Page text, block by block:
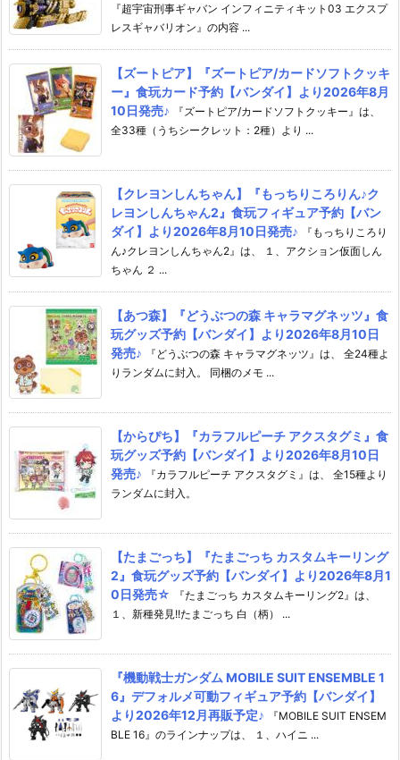
『超宇宙刑事ギャバン インフィニティキット03 エクスプ
レスギャバリオン』の内容 ...
【ズートピア】『ズートピア/カードソフトクッキ
ー』食玩カード予約【バンダイ】より2026年8月
10日発売♪
『ズートピア/カードソフトクッキー』は、
全33種（うちシークレット：2種）より ...
【クレヨンしんちゃん】『もっちりころりん♪ク
レヨンしんちゃん2』食玩フィギュア予約【バン
ダイ】より2026年8月10日発売♪
『もっちりころり
ん♪クレヨンしんちゃん2』は、 １、アクション仮面しん
ちゃん ２ ...
【あつ森】『どうぶつの森 キャラマグネッツ』食
玩グッズ予約【バンダイ】より2026年8月10日
発売♪
『どうぶつの森 キャラマグネッツ』は、 全24種よ
りランダムに封入。 同梱のメモ ...
【からぴち】『カラフルピーチ アクスタグミ』食
玩グッズ予約【バンダイ】より2026年8月10日
発売♪
『カラフルピーチ アクスタグミ』は、 全15種より
ランダムに封入。
【たまごっち】『たまごっち カスタムキーリング
2』食玩グッズ予約【バンダイ】より2026年8月1
0日発売☆
『たまごっち カスタムキーリング2』は、
１、新種発見!!たまごっち 白（柄） ...
『機動戦士ガンダム MOBILE SUIT ENSEMBLE 1
6』デフォルメ可動フィギュア予約【バンダイ】
より2026年12月再販予定♪
『MOBILE SUIT ENSEM
BLE 16』のラインナップは、 １、ハイニ ...